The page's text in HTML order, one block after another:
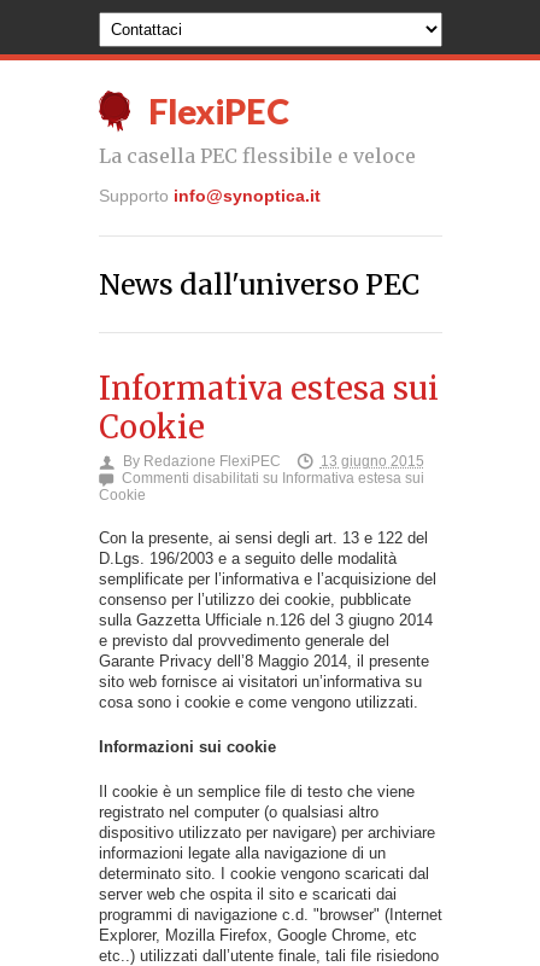
FlexiPEC
La casella PEC flessibile e veloce
Supporto info@synoptica.it
News dall'universo PEC
Informativa estesa sui
Cookie
By Redazione FlexiPEC
13 giugno 2015
Commenti disabilitati su Informativa estesa sui
Cookie
Con la presente, ai sensi degli art. 13 e 122 del
D.Lgs. 196/2003 e a seguito delle modalità
semplificate per l’informativa e l’acquisizione del
consenso per l’utilizzo dei cookie, pubblicate
sulla Gazzetta Ufficiale n.126 del 3 giugno 2014
e previsto dal provvedimento generale del
Garante Privacy dell’8 Maggio 2014, il presente
sito web fornisce ai visitatori un’informativa su
cosa sono i cookie e come vengono utilizzati.
Informazioni sui cookie
Il cookie è un semplice file di testo che viene
registrato nel computer (o qualsiasi altro
dispositivo utilizzato per navigare) per archiviare
informazioni legate alla navigazione di un
determinato sito. I cookie vengono scaricati dal
server web che ospita il sito e scaricati dai
programmi di navigazione c.d. "browser" (Internet
Explorer, Mozilla Firefox, Google Chrome, etc
etc..) utilizzati dall’utente finale, tali file risiedono